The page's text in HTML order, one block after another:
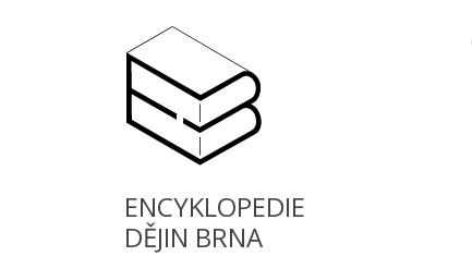
ENCYKLOPEDIE
DĚJIN BRNA